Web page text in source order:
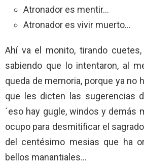
Atronador es mentir…
Atronador es vivir muerto…
Ahí va el monito, tirando
sabiendo que lo intentaron, al
queda de memoria, porque ya no
que les dicten las sugerencias
´eso hay gugle, windos y demás
ocupo para desmitificar el
del centésimo mesias que ha
bellos manantiales…